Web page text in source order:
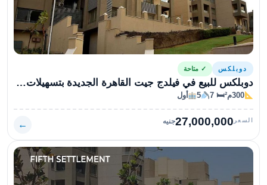
دوبلكس ✓ متاحة
دوبلكس للبيع في فيلدج جيت القاهرة الجديدة بتسهيلات في السداد ومقدم 20% فقط
300م² 🛏 7
5 أول
السعر 27,000,000جنيه ←